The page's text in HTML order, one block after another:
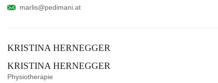
marlis@pedimani.at
KRISTINA HERNEGGER
KRISTINA HERNEGGER
Physiotherapie